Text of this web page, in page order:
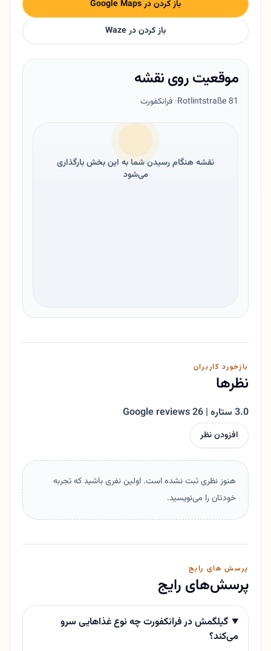
باز کردن در Google Maps
باز کردن در Waze
موقعیت روی نقشه
Rotlintstraße 81· فرانکفورت
نقشه هنگام رسیدن شما به این بخش بارگذاری
می‌شود
بازخورد کاربران
نظرها
3.0 ستاره | 26 Google reviews
افزودن نظر
هنوز نظری ثبت نشده است. اولین نفری باشید که تجربه
خودتان را می‌نویسید.
پرسش های رایج
پرسش‌های رایج
گیلگمش در فرانکفورت چه نوع غذاهایی سرو
می‌کند؟